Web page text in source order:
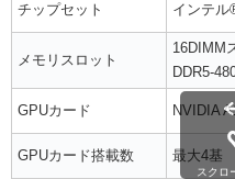
チップセット インテル
メモリスロット
16DIMM
DDR5-
GPUカード NVIDIA
GPUカード搭載数 最大4基
スクロ